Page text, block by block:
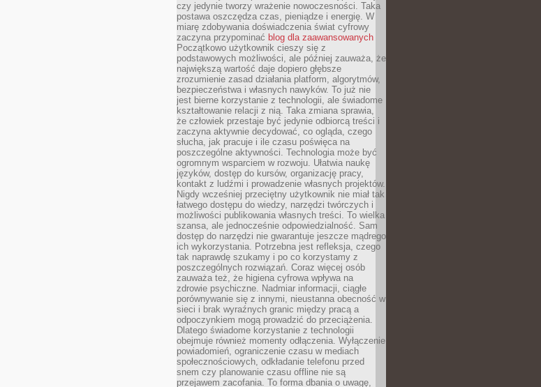
czy jedynie tworzy wrażenie nowoczesności. Taka
postawa oszczędza czas, pieniądze i energię. W
miarę zdobywania doświadczenia świat cyfrowy
zaczyna przypominać blog dla zaawansowanych
Początkowo użytkownik cieszy się z
podstawowych możliwości, ale później zauważa, że
największą wartość daje dopiero głębsze
zrozumienie zasad działania platform, algorytmów,
bezpieczeństwa i własnych nawyków. To już nie
jest bierne korzystanie z technologii, ale świadome
kształtowanie relacji z nią. Taka zmiana sprawia,
że człowiek przestaje być jedynie odbiorcą treści i
zaczyna aktywnie decydować, co ogląda, czego
słucha, jak pracuje i ile czasu poświęca na
poszczególne aktywności. Technologia może być
ogromnym wsparciem w rozwoju. Ułatwia naukę
języków, dostęp do kursów, organizację pracy,
kontakt z ludźmi i prowadzenie własnych projektów.
Nigdy wcześniej przeciętny użytkownik nie miał tak
łatwego dostępu do wiedzy, narzędzi twórczych i
możliwości publikowania własnych treści. To wielka
szansa, ale jednocześnie odpowiedzialność. Sam
dostęp do narzędzi nie gwarantuje jeszcze mądrego
ich wykorzystania. Potrzebna jest refleksja, czego
tak naprawdę szukamy i po co korzystamy z
poszczególnych rozwiązań. Coraz więcej osób
zauważa też, że higiena cyfrowa wpływa na
zdrowie psychiczne. Nadmiar informacji, ciągłe
porównywanie się z innymi, nieustanna obecność w
sieci i brak wyraźnych granic między pracą a
odpoczynkiem mogą prowadzić do przeciążenia.
Dlatego świadome korzystanie z technologii
obejmuje również momenty odłączenia. Wyłączenie
powiadomień, ograniczenie czasu w mediach
społecznościowych, odkładanie telefonu przed
snem czy planowanie czasu offline nie są
przejawem zacofania. To forma dbania o uwagę,